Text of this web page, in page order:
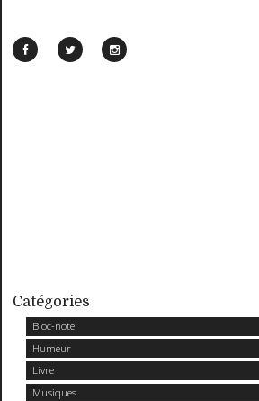
Catégories
Bloc-note
Humeur
Livre
Musiques